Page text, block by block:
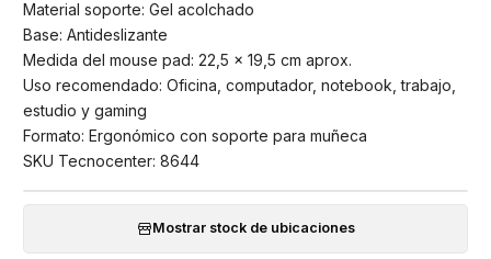
Material soporte: Gel acolchado
Base: Antideslizante
Medida del mouse pad: 22,5 x 19,5 cm aprox.
Uso recomendado: Oficina, computador, notebook, trabajo,
estudio y gaming
Formato: Ergonómico con soporte para muñeca
SKU Tecnocenter: 8644
Mostrar stock de ubicaciones